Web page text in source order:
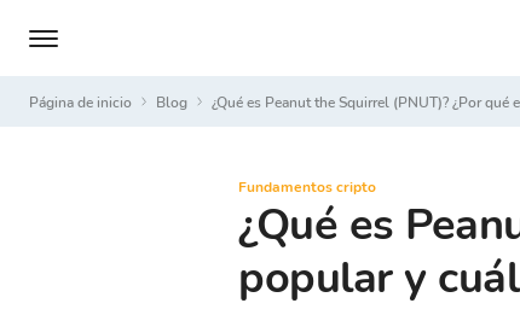
Página de inicio Blog ¿Qué es Peanut the Squirrel (PNUT)? ¿Por
Fundamentos cripto
¿Qué es
popular y